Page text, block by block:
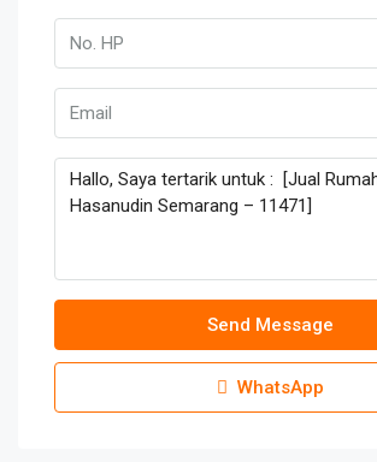
Send Message
WhatsApp